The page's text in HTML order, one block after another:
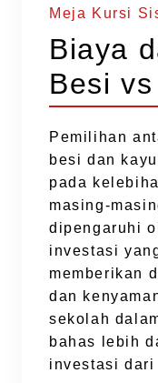
Meja Kursi
Biaya
Besi
Pemilihan
besi dan
pada
masing-
dipengaruhi
investasi
memberikan
dan
sekolah
bahas lebih
investasi